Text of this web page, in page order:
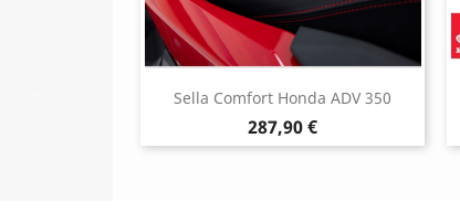
Sella Comfort Honda ADV 350
Prezzo
287,90 €